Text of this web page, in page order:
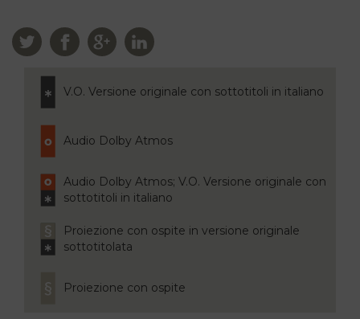
V.O. Versione originale con sottotitoli in italiano
Audio Dolby Atmos
Audio Dolby Atmos; V.O. Versione originale con
sottotitoli in italiano
Proiezione con ospite in versione originale
sottotitolata
Proiezione con ospite